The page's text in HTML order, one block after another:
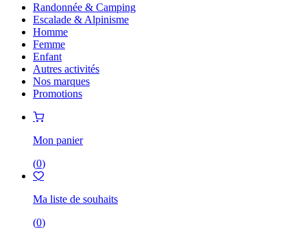
Randonnée & Camping
Escalade & Alpinisme
Homme
Femme
Enfant
Autres activités
Nos marques
Promotions
Mon panier
(0)
Ma liste de souhaits
(0)